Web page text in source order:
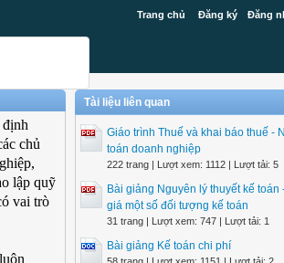
Trang chủ Đăng ký Đăng
chủ
lập quỹ
vai trò
Tài liệu liên quan
Giáo trình Thuế và khai báo thuế -
toán doanh nghiệp
222 trang | Lượt xem: 1112 | Lượt tải: 5
Bài giảng Nguyên lý thuyết kế toán
giá một số đối tượng kế toán
31 trang | Lượt xem: 747 | Lượt tải: 1
Bài giảng Kế toán chi phí